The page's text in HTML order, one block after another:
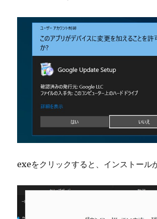
exeをクリックすると、インストール